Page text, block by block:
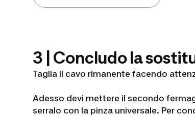
3 | Concludo la
Taglia il cavo rimanente facendo
Adesso devi mettere il secondo
serralo con la pinza universale. Per